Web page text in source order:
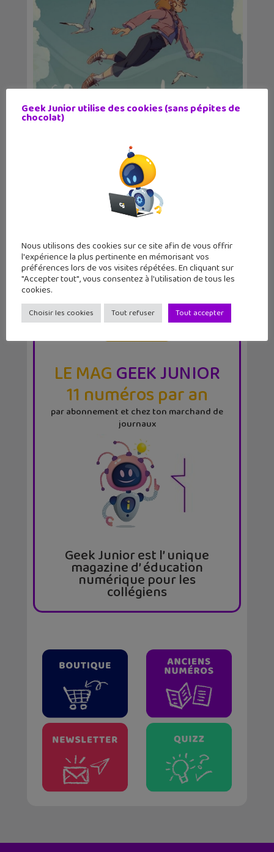
Lecture d’été 2026 #6 : Là où danse le
vent, un be...
LE MAGGEEK JUNIOR
11 numéros par an
par abonnement et chez ton marchand de
journaux
Geek Junior est l’ unique
magazine d’ éducation
numérique pour les
collégiens
Geek Junior utilise des cookies (sans pépites de
chocolat)
Nous utilisons des cookies sur ce site afin de vous offrir
l'expérience la plus pertinente en mémorisant vos
préférences lors de vos visites répétées. En cliquant sur
"Accepter tout", vous consentez à l'utilisation de tous les
cookies.
Choisir les cookies Tout refuser Tout accepter